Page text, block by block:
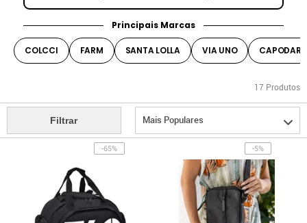
Principais Marcas
COLCCI FARM SANTA LOLLA VIA UNO
17 Produtos
Filtrar Mais Populares
-65% -5%